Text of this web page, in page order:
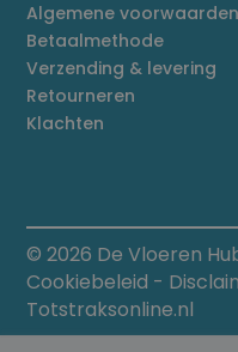
Algemene voorwaarden
Betaalmethode
Verzending & levering
Retourneren
Klachten
© 2026 De Vloeren
Cookiebeleid -
Totstraksonline.nl